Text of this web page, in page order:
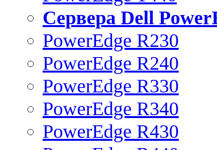
Сервера Dell
PowerEdge R230
PowerEdge R240
PowerEdge R330
PowerEdge R340
PowerEdge R430